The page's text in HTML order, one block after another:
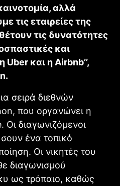
αλλά
τις εταιρείες της
τις δυνατότητες
και
Uber και η Airbnb’’,
σειρά διεθνών
που οργανώνει η
Οι διαγωνιζόμενοι
ένα τοπικό
Οι νικητές του
διαγωνισμού
ως τρόπαιο, καθώς